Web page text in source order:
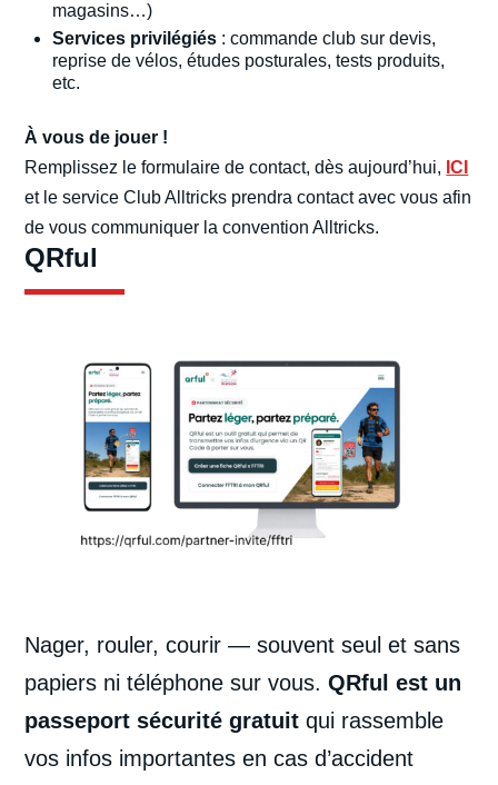
magasins…)
Services privilégiés : commande club sur devis,
reprise de vélos, études posturales, tests produits,
etc.
À vous de jouer !
Remplissez le formulaire de contact, dès aujourd’hui, ICI
et le service Club Alltricks prendra contact avec vous afin
de vous communiquer la convention Alltricks.
QRful
Nager, rouler, courir — souvent seul et sans
papiers ni téléphone sur vous.QRful est un
passeport sécurité gratuit qui rassemble
vos infos importantes en cas d’accident